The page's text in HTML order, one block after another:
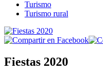
Turismo
Turismo rural
Fiestas 2020